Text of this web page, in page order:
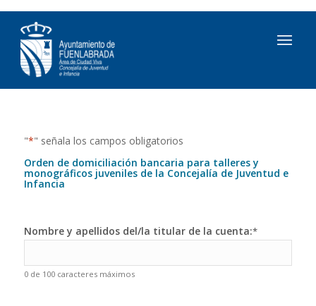
"*" señala los campos obligatorios
Orden de domiciliación bancaria para talleres y
monográficos juveniles de la Concejalía de Juventud e
Infancia
Nombre y apellidos del/la titular de la cuenta:*
0 de 100 caracteres máximos